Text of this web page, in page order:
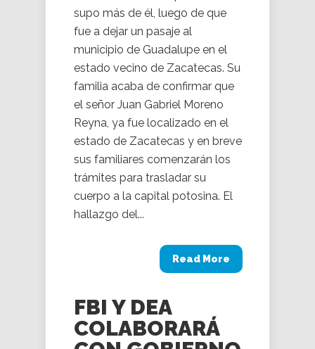
supo más de él, luego de que
fue a dejar un pasaje al
municipio de Guadalupe en el
estado vecino de Zacatecas. Su
familia acaba de confirmar que
el señor Juan Gabriel Moreno
Reyna, ya fue localizado en el
estado de Zacatecas y en breve
sus familiares comenzarán los
trámites para trasladar su
cuerpo a la capital potosina. El
hallazgo del...
Read More
FBI Y DEA
COLABORARÁ